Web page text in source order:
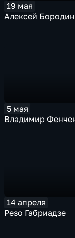
19 мая
Алексей Бородин
5 мая
Владимир
14 апреля
Резо Габриадзе